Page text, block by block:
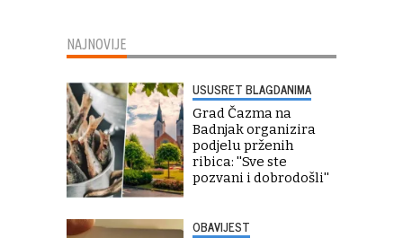
NAJNOVIJE
USUSRET BLAGDANIMA
Grad Čazma na
Badnjak organizira
podjelu prženih
ribica: ''Sve ste
pozvani i dobrodošli''
OBAVIJEST